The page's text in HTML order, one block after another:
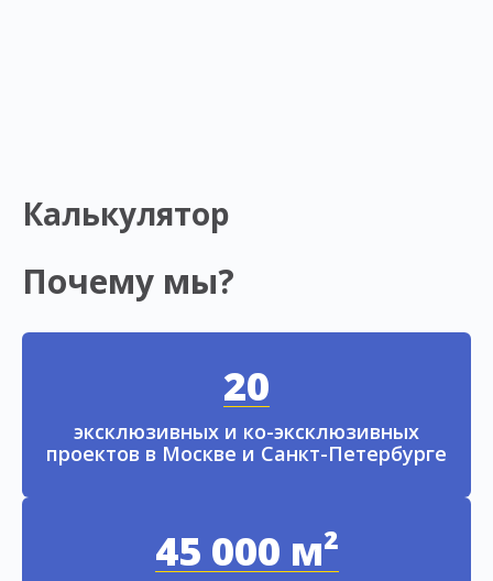
Калькулятор
Почему мы?
20
эксклюзивных и ко-эксклюзивных
проектов в Москве и Санкт-Петербурге
45 000 м²